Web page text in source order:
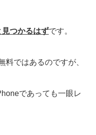
つかるはずです。
料ではあるのですが、
であっても一眼レ